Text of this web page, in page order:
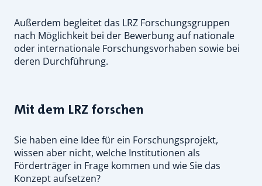
Außerdem begleitet das LRZ Forschungsgruppen
nach Möglichkeit bei der Bewerbung auf nationale
oder internationale Forschungsvorhaben sowie bei
deren Durchführung.
Mit dem LRZ forschen
Sie haben eine Idee für ein Forschungsprojekt,
wissen aber nicht, welche Institutionen als
Förderträger in Frage kommen und wie Sie das
Konzept aufsetzen?